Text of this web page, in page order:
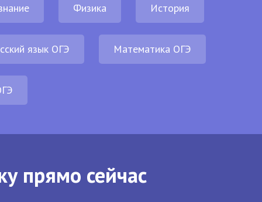
Физика История
язык ОГЭ Математика ОГЭ
прямо сейчас